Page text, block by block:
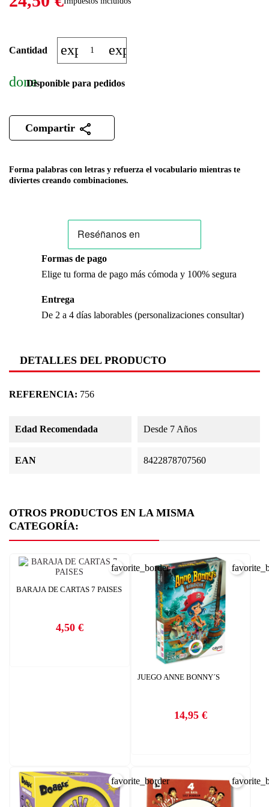
Forma palabras con letras y refuerza el vocabulario mientras te
diviertes creando combinaciones.
Cantidad expand_moreexpand_less
doneDisponible para pedidos
Compartir
Formas de pago
Elige tu forma de pago más cómoda y 100% segura
Entrega
De 2 a 4 días laborables (personalizaciones consultar)
DETALLES DEL PRODUCTO
REFERENCIA: 756
Edad Recomendada Desde 7 Años
EAN 8422878707560
OTROS PRODUCTOS EN LA MISMA
CATEGORÍA:
BARAJA DE CARTAS 7 PAISES
Precio
4,50 €
favorite_border
JUEGO ANNE BONNY´S
Precio
14,95 €
favorite_border